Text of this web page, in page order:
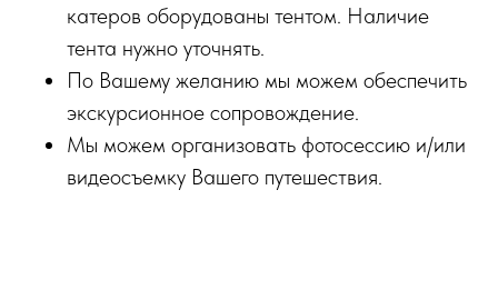
катеров оборудованы тентом. Наличие
тента нужно уточнять.
По Вашему желанию мы можем обеспечить
экскурсионное сопровождение.
Мы можем организовать фотосессию и/или
видеосъемку Вашего путешествия.